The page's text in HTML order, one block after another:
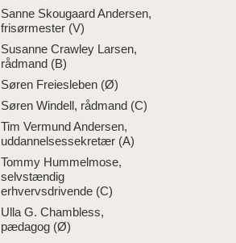
Sanne Skougaard Andersen,
frisørmester (V)
Susanne Crawley Larsen,
rådmand (B)
Søren Freiesleben (Ø)
Søren Windell, rådmand (C)
Tim Vermund Andersen,
uddannelsessekretær (A)
Tommy Hummelmose,
selvstændig
erhvervsdrivende (C)
Ulla G. Chambless,
pædagog (Ø)